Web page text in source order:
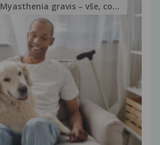
Myasthenia gravis – vše, co...